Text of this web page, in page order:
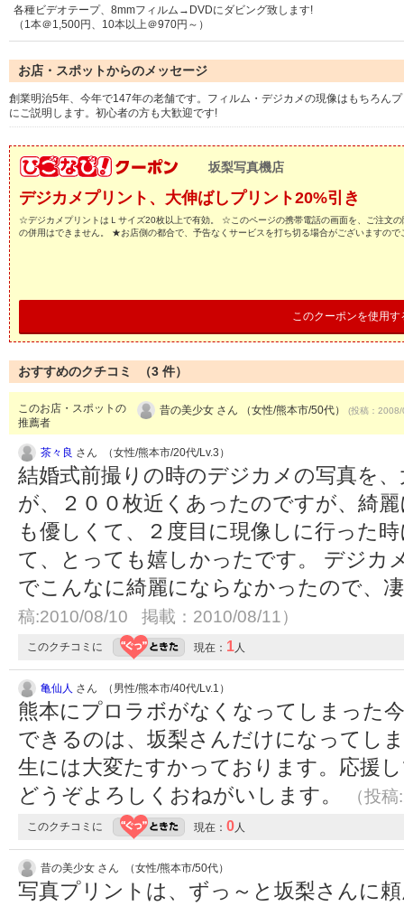
各種ビデオテープ、8mmフィルム→DVDにダビング致します!
（1本＠1,500円、10本以上＠970円～）
お店・スポットからのメッセージ
創業明治5年、今年で147年の老舗です。フィルム・デジカメの現像はもちろん
にご説明します。初心者の方も大歓迎です!
坂梨写真機店
デジカメプリント、大伸ばしプリント20%引き
☆デジカメプリントはＬサイズ20枚以上で有効。 ☆このページの携帯電話の画面を、ご注文
の併用はできません。 ★お店側の都合で、予告なくサービスを打ち切る場合がございますので
このクーポンを使用す
おすすめのクチコミ （3 件）
このお店・スポットの
推薦者
昔の美少女 さん （女性/熊本市/50代） (投稿：
茶々良 さん （女性/熊本市/20代/Lv.3）
結婚式前撮りの時のデジカメの写真を
が、２００枚近くあったのですが、綺
も優しくて、２度目に現像しに行った
て、とっても嬉しかったです。 デジカ
でこんなに綺麗にならなかったので、
稿:2010/08/10 掲載：2010/08/11）
このクチコミに 現在： 1人
亀仙人 さん （男性/熊本市/40代/Lv.1）
熊本にプロラボがなくなってしまった
できるのは、坂梨さんだけになってし
生には大変たすかっております。応援
どうぞよろしくおねがいします。
（投
このクチコミに 現在： 0人
昔の美少女 さん （女性/熊本市/50代）
写真プリントは、ずっ～と坂梨さんに